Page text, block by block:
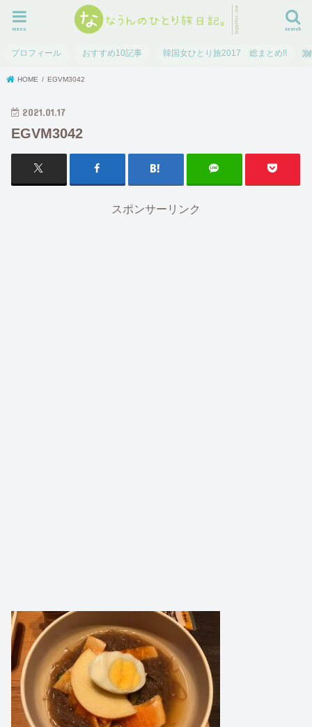
search
menu
プロフィール おすすめ10記事 韓国女ひとり旅2017 総まとめ!!
HOME EGVM3042
2021.01.17
EGVM3042
スポンサーリンク